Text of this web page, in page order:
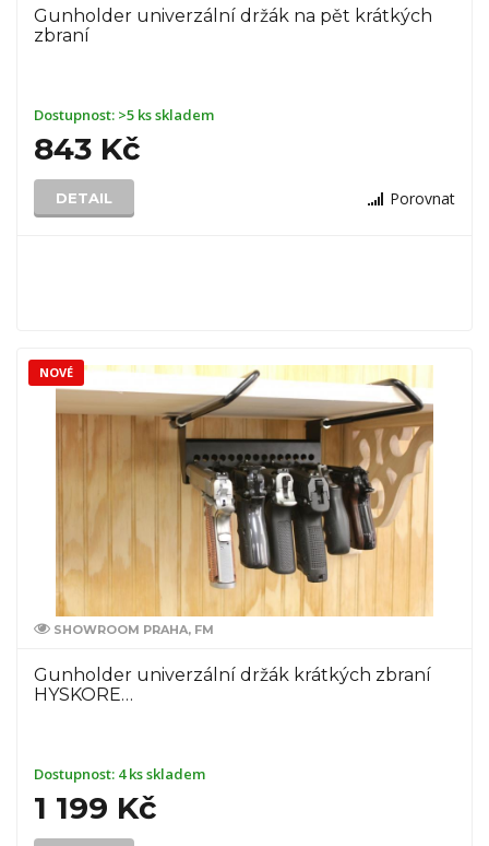
Gunholder univerzální držák na pět krátkých
zbraní
Dostupnost: >5 ks skladem
843 Kč
DETAIL Porovnat
SHOWROOM PRAHA, FM
Gunholder univerzální držák krátkých zbraní
HYSKORE…
Dostupnost: 4 ks skladem
1 199 Kč
NOVÉ